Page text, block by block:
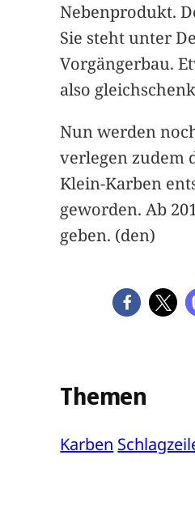
Nebenprodukt.
Sie steht unter
Vorgängerbau.
also
Nun werden
verlegen zudem
Klein-Karben
geworden. Ab
geben. (den)
Themen
Karben